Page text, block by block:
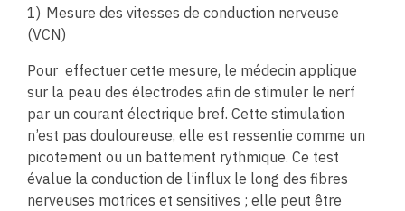
1) Mesure des vitesses de conduction nerveuse
(VCN)
Pour effectuer cette mesure, le médecin applique
sur la peau des électrodes afin de stimuler le nerf
par un courant électrique bref. Cette stimulation
n’est pas douloureuse, elle est ressentie comme un
picotement ou un battement rythmique. Ce test
évalue la conduction de l’influx le long des fibres
nerveuses motrices et sensitives ; elle peut être